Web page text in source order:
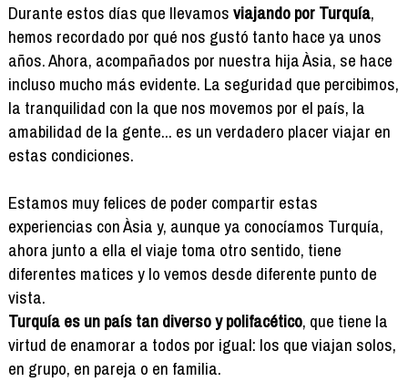
Durante estos días que llevamosviajando por Turquía,
hemos recordado por qué nos gustó tanto hace ya unos
años. Ahora, acompañados por nuestra hija Àsia, se hace
incluso mucho más evidente. La seguridad que percibimos,
la tranquilidad con la que nos movemos por el país, la
amabilidad de la gente... es un verdadero placer viajar en
estas condiciones.
Estamos muy felices de poder compartir estas
experiencias con Àsia y, aunque ya conocíamos Turquía,
ahora junto a ella el viaje toma otro sentido, tiene
diferentes matices y lo vemos desde diferente punto de
vista.
Turquía es un país tan diverso y polifacético, que tiene la
virtud de enamorar a todos por igual: los que viajan solos,
en grupo, en pareja o en familia.